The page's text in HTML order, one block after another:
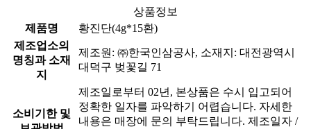
상품정보
제품명
황진단(4g*15환)
제조업소의
명칭과 소재
지
제조원: ㈜한국인삼공사, 소재지: 대전광역시
대덕구 벚꽃길 71
소비기한 및
제조일로부터 02년, 본상품은 수시 입고되어
정확한 일자를 파악하기 어렵습니다. 자세한
내용은 매장에 문의 부탁드립니다. 제조일자 /